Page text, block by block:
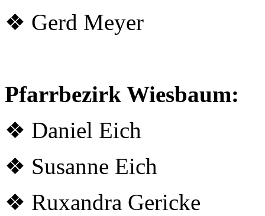
❖ Gerd Meyer
Pfarrbezirk Wiesbaum:
❖ Daniel Eich
❖ Susanne Eich
❖ Ruxandra Gericke